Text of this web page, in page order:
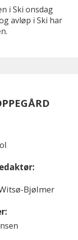
i Ski onsdag
avløp i Ski har
Bjølmer